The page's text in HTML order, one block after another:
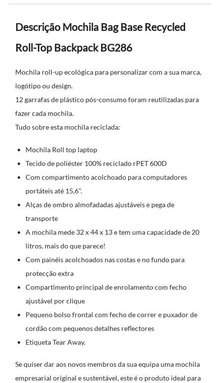
Descrição Mochila Bag Base Recycled
Roll-Top Backpack BG286
Mochila roll-up ecológica para personalizar com a sua marca,
logótipo ou design.
12 garrafas de plástico pós-consumo foram reutilizadas para
fazer cada mochila.
Tudo sobre esta mochila reciclada:
Mochila Roll top laptop
Tecido de poliéster 100% reciclado rPET 600D
Com compartimento acolchoado para computadores
portáteis até 15,6".
Alças de ombro almofadadas ajustáveis e pega de
transporte
A mochila mede 32 x 44 x 13 e tem uma capacidade de 20
litros, mais do que parece!
Com painéis acolchoados nas costas e no fundo para
protecção extra
Compartimento principal de enrolamento com fecho
ajustável por clique
Pequeno bolso frontal com fecho de correr e puxador de
cordão com pequenos detalhes reflectores
Etiqueta Tear Away.
Se quiser dar aos novos membros da sua equipa uma mochila
empresarial original e sustentável, este é o produto ideal para